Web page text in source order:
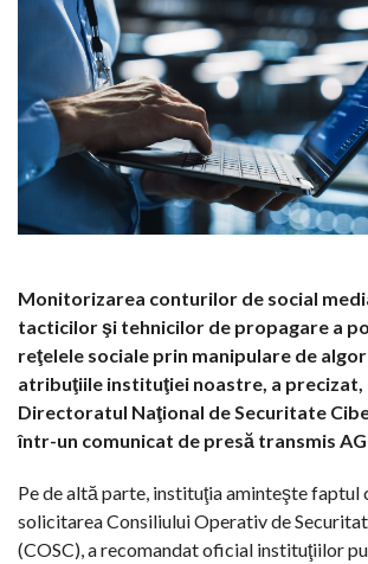
Monitorizarea conturilor de social
tacticilor şi tehnicilor de propagare a
reţelele sociale prin manipulare de
atribuţiile instituţiei noastre, a precizat,
Directoratul Naţional de Securitate
într-un comunicat de presă transmis
Pe de altă parte, instituţia aminteşte faptul
solicitarea Consiliului Operativ de
(COSC), a recomandat oficial instituţiilor